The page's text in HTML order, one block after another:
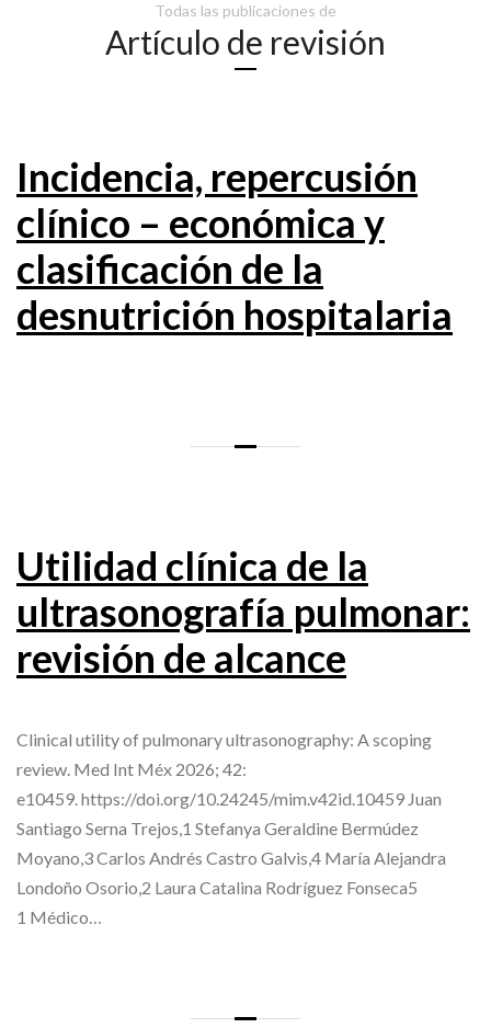
Todas las publicaciones de
Artículo de revisión
Incidencia, repercusión
clínico – económica y
clasificación de la
desnutrición hospitalaria
Utilidad clínica de la
ultrasonografía pulmonar:
revisión de alcance
Clinical utility of pulmonary ultrasonography: A scoping
review. Med Int Méx 2026; 42:
e10459. https://doi.org/10.24245/mim.v42id.10459 Juan
Santiago Serna Trejos,1 Stefanya Geraldine Bermúdez
Moyano,3 Carlos Andrés Castro Galvis,4 María Alejandra
Londoño Osorio,2 Laura Catalina Rodríguez Fonseca5
1 Médico…